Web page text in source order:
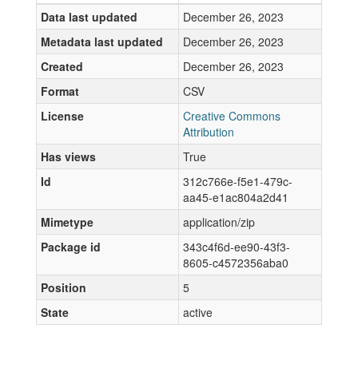
Data last updated
December 26, 2023
Metadata last updated
December 26, 2023
Created
December 26, 2023
Format
CSV
License
Creative Commons
Attribution
Has views
True
Id
312c766e-f5e1-479c-
aa45-e1ac804a2d41
Mimetype
application/zip
Package id
343c4f6d-ee90-43f3-
8605-c4572356aba0
Position
5
State
active